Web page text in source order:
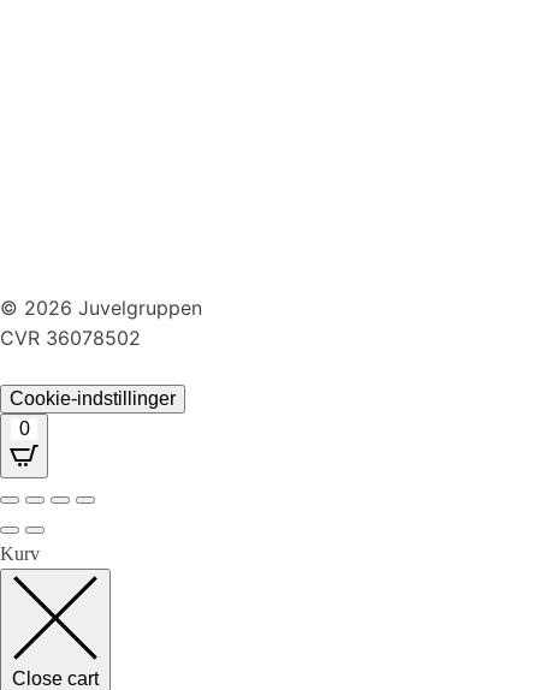
© 2026 Juvelgruppen
CVR 36078502
Cookie-indstillinger
0
Kurv
Close cart